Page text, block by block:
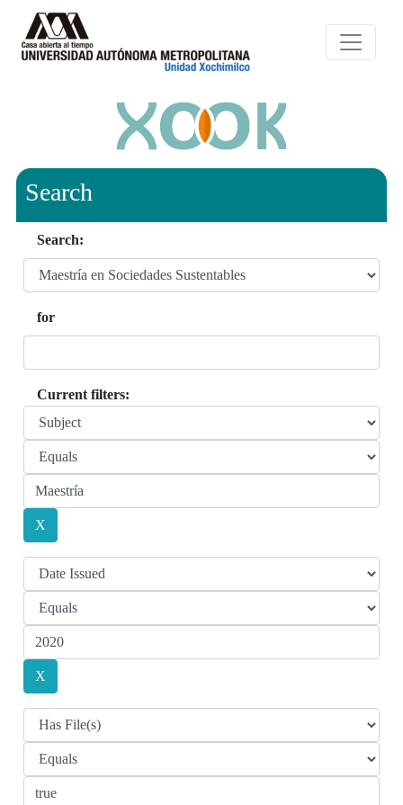
Search
Search:
for
Current filters: